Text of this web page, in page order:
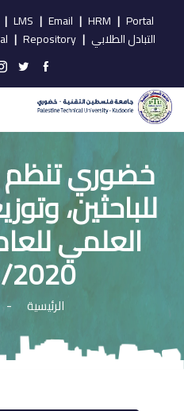
Portal
|
HRM
|
Email
|
LMS
|
التبادل الطلابي |
Repository
|
خضوري تنظم
للباحثين،
العلمي
2020
الرئيسية -